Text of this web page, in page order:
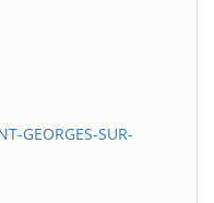
GEORGES-SUR-